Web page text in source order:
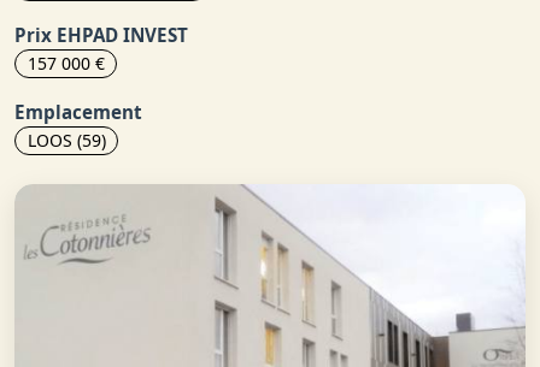
Prix EHPAD INVEST
157 000 €
Emplacement
LOOS (59)